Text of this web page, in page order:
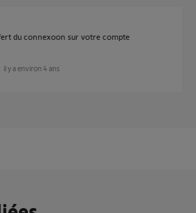
du connexoon sur votre compte
il y a environ 4 ans